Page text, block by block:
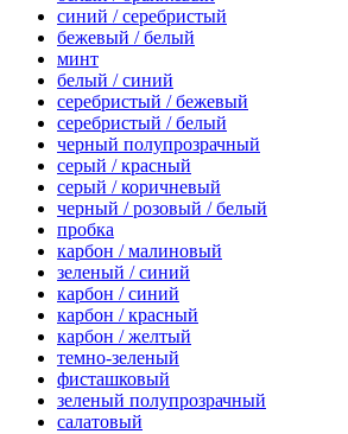
синий / серебристый
бежевый / белый
минт
белый / синий
серебристый / бежевый
серебристый / белый
черный полупрозрачный
серый / красный
серый / коричневый
черный / розовый / белый
пробка
карбон / малиновый
зеленый / синий
карбон / синий
карбон / красный
карбон / желтый
темно-зеленый
фисташковый
зеленый полупрозрачный
салатовый